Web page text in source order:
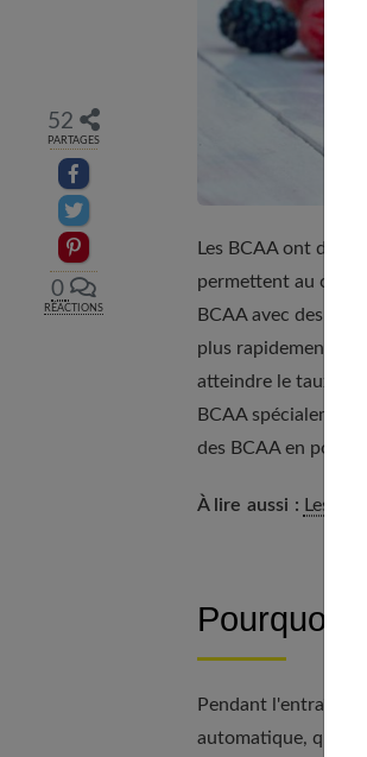
52
PARTAGES
Partager sur facebook
Partager sur Twitter
Epingler sur Pinterest
0
RÉACTIONS
Les BCAA ont de
permettent au
BCAA avec des
plus rapidement les
atteindre le taux de
BCAA
des BCAA en
À lire aussi : Les
Pourquoi
Pendant
automatique, qui